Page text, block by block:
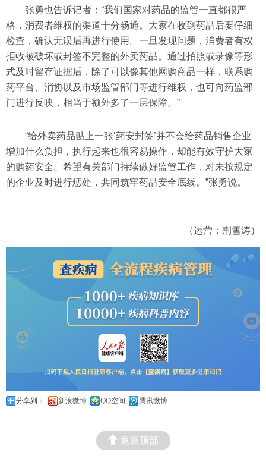
张勇也告诉记者：“我们国家对药品的监管一直都很严
格，消费者维权的渠道十分畅通。大家在收到药品后要仔细
检查，确认无误后再进行使用。一旦发现问题，消费者有权
拒收被破坏或封签不完整的外卖药品。通过拍照或录像等形
式及时留存证据后，除了可以像其他网购商品一样，联系购
药平台、消协以及市场监管部门等进行维权，也可向药监部
门进行反映，相当于额外多了一层保障。”
“给外卖药品贴上一张‘药安封签’并不会给药品销售企业
增加什么负担，执行起来也很容易操作，却能有效守护大家
的购药安全。希望有关部门持续做好监管工作，对未按规定
的企业及时进行惩处，共同筑牢药品安全底线。”张勇说。
（运营：荆雪涛）
分享到： 新浪微博 QQ空间 腾讯微博
返回顶部